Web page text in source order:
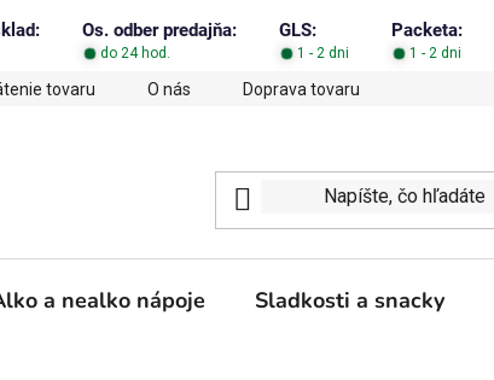
Os. odber predajňa: GLS: Packeta:
do 24 hod. 1 - 2 dni 1 - 2 dni
tovaru O nás Doprava tovaru
a nealko nápoje Sladkosti a snacky